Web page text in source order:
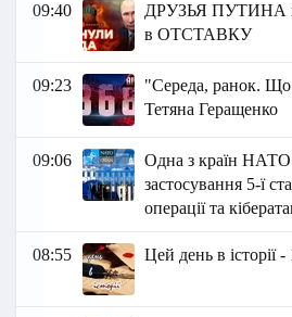
09:40
ДРУЗЬЯ ПУТИНА
в ОТСТАВКУ
09:23
"Середа, ранок.
Тетяна Геращенко
09:06
Одна з країн
застосування 5-ї
операції та
08:55 Цей день в історії